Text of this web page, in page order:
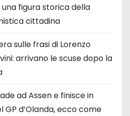
figura storica della
cittadina
sulle frasi di Lorenzo
arrivano le scuse dopo la
ad Assen e finisce in
GP d’Olanda, ecco come